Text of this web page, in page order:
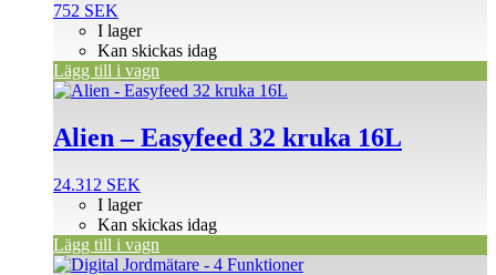
752 SEK
I lager
Kan skickas idag
Lägg till i vagn
Alien – Easyfeed 32 kruka 16L
24.312 SEK
I lager
Kan skickas idag
Lägg till i vagn